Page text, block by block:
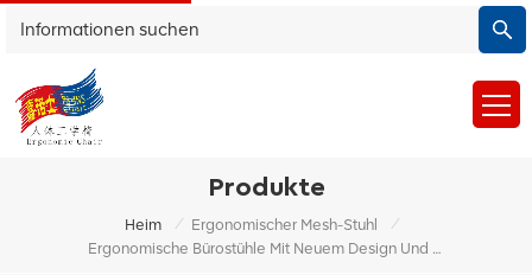
Produkte
Heim / Ergonomischer Mesh-Stuhl
/
Ergonomische Bürostühle Mit Neuem Design Und Hoher Qualität Zum Fabrikpreis